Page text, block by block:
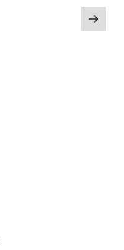
Seite